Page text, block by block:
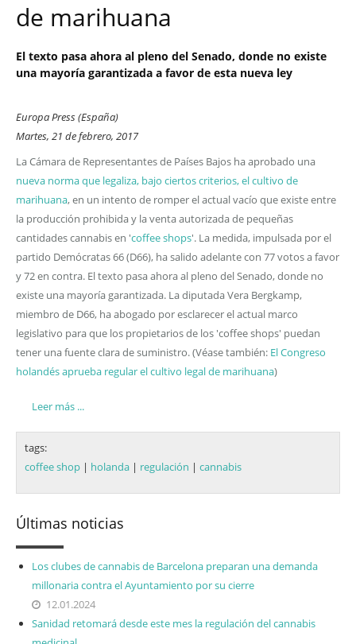
de marihuana
El texto pasa ahora al pleno del Senado, donde no existe
una mayoría garantizada a favor de esta nueva ley
Europa Press (España)
Martes, 21 de febrero, 2017
La Cámara de Representantes de Países Bajos ha aprobado una
nueva norma que legaliza, bajo ciertos criterios, el cultivo de
marihuana, en un intento de romper el actual vacío que existe entre
la producción prohibida y la venta autorizada de pequeñas
cantidades cannabis en 'coffee shops'. La medida, impulsada por el
partido Demócratas 66 (D66), ha salido adelante con 77 votos a favor
y 72 en contra. El texto pasa ahora al pleno del Senado, donde no
existe una mayoría garantizada. La diputada Vera Bergkamp,
miembro de D66, ha abogado por esclarecer el actual marco
legislativo para que los propietarios de los 'coffee shops' puedan
tener una fuente clara de suministro. (Véase también: El Congreso
holandés aprueba regular el cultivo legal de marihuana)
Leer más ...
tags:
coffee shop | holanda | regulación | cannabis
Últimas noticias
Los clubes de cannabis de Barcelona preparan una demanda
millonaria contra el Ayuntamiento por su cierre
12.01.2024
Sanidad retomará desde este mes la regulación del cannabis